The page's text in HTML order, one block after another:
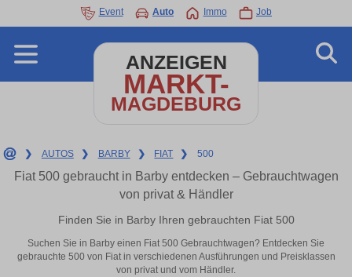
Event Auto Immo Job
ANZEIGEN
MARKT-
MAGDEBURG
❯ AUTOS ❯ BARBY ❯ FIAT ❯ 500
Fiat 500 gebraucht in Barby entdecken – Gebrauchtwagen
von privat & Händler
Finden Sie in Barby Ihren gebrauchten Fiat 500
Suchen Sie in Barby einen Fiat 500 Gebrauchtwagen? Entdecken Sie
gebrauchte 500 von Fiat in verschiedenen Ausführungen und Preisklassen
von privat und vom Händler.